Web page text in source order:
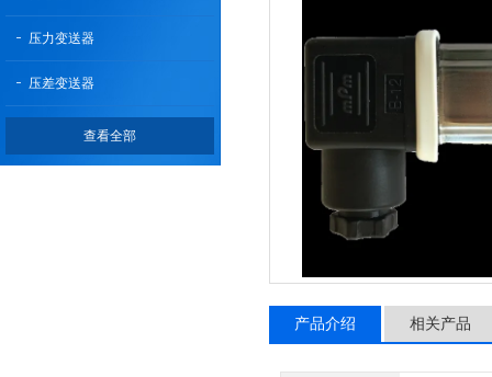
压力变送器
压差变送器
查看全部
产品介绍 相关产品